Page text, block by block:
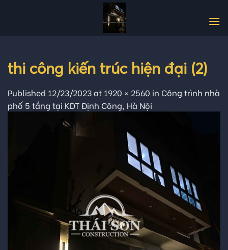
thi công kiến trúc hiện đại (2)
Published 12/23/2023at 1920 × 2560 in Công trình nhà
phố 5 tầng tại KDT Định Công, Hà Nội